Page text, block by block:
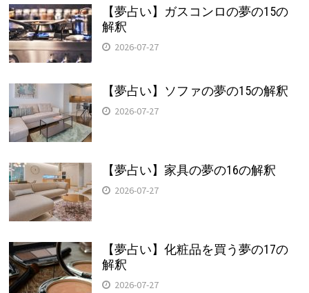
【夢占い】ガスコンロの夢の15の
解釈
2026-07-27
【夢占い】ソファの夢の15の解釈
2026-07-27
【夢占い】家具の夢の16の解釈
2026-07-27
【夢占い】化粧品を買う夢の17の
解釈
2026-07-27